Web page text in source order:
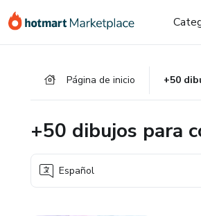
Página de inicio
+50 dibujos para
Español